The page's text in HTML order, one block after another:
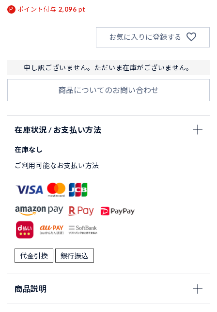
ポイント付与 2,096 pt
お気に入りに登録する
申し訳ございません。ただいま在庫がございません。
商品についてのお問い合わせ
在庫状況 / お支払い方法
在庫なし
ご利用可能なお支払い方法
代金引換 銀行振込
商品説明